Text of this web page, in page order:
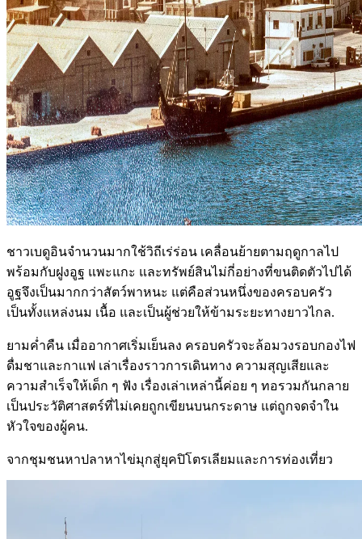
ชาวเบดูอินจำนวนมากใช้วิถีเร่ร่อน เคลื่อนย้ายตามฤดูกาลไป
พร้อมกับฝูงอูฐ แพะแกะ และทรัพย์สินไม่กี่อย่างที่ขนติดตัวไปได้
อูฐจึงเป็นมากกว่าสัตว์พาหนะ แต่คือส่วนหนึ่งของครอบครัว
เป็นทั้งแหล่งนม เนื้อ และเป็นผู้ช่วยให้ข้ามระยะทางยาวไกล.
ยามค่ำคืน เมื่ออากาศเริ่มเย็นลง ครอบครัวจะล้อมวงรอบกองไฟ
ดื่มชาและกาแฟ เล่าเรื่องราวการเดินทาง ความสุญเสียและ
ความสำเร็จให้เด็ก ๆ ฟัง เรื่องเล่าเหล่านี้ค่อย ๆ ทอรวมกันกลาย
เป็นประวัติศาสตร์ที่ไม่เคยถูกเขียนบนกระดาษ แต่ถูกจดจำใน
หัวใจของผู้คน.
จากชุมชนหาปลาหาไข่มุกสู่ยุคปิโตรเลียมและการท่องเที่ยว